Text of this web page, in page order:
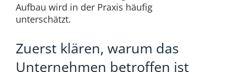
Aufbau wird in der Praxis häufig
unterschätzt.
Zuerst klären, warum das
Unternehmen betroffen ist